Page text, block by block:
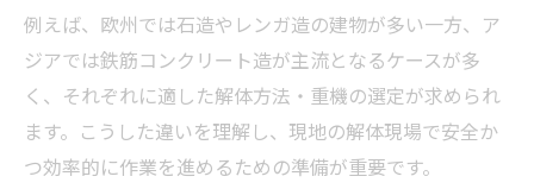
例えば、欧州では石造やレンガ造の建物が多い一方、ア
ジアでは鉄筋コンクリート造が主流となるケースが多
く、それぞれに適した解体方法・重機の選定が求められ
ます。こうした違いを理解し、現地の解体現場で安全か
つ効率的に作業を進めるための準備が重要です。